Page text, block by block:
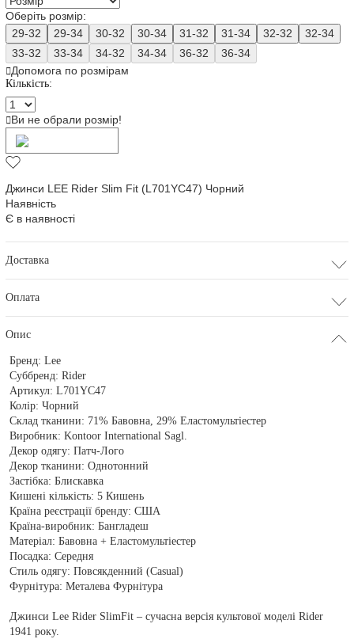
Оберіть розмір:
29-32
29-34 30-32 30-34 31-32 31-34 32-32
32-34
33-32
33-34 34-32 34-34 36-32
36-34
Допомога по розмірам
Кількість:
Ви не обрали розмір!
Джинси LEE Rider Slim Fit (L701YC47) Чорний
Наявність
Є в наявності
Доставка
Оплата
Опис
Бренд:Lee
Суббренд:Rider
Артикул:L701YC47
Колір:Чорний
Склад тканини: 71% Бавовна, 29% Еластомультіестер
Виробник:Kontoor International Sagl.
Декор одягу:Патч-Лого
Декор тканини:Однотонний
Застібка:Блискавка
Кишені кількість:5 Кишень
Країна реєстрації бренду:США
Країна-виробник:Бангладеш
Матеріал:Бавовна + Еластомультіестер
Посадка:Середня
Стиль одягу:Повсякденний (Casual)
Фурнітура:Металева Фурнітура
Джинси Lee Rider SlimFit – сучасна версія культової моделі Rider
1941 року.